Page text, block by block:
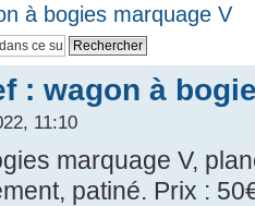
à bogies marquage V
: wagon à
11:10
marquage V,
patiné. Prix :